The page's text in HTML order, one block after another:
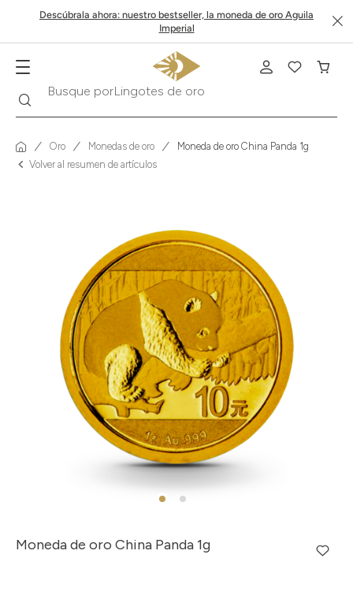
Descúbrala ahora: nuestro bestseller, la moneda de oro Aguila
Imperial
Busque por
Oro Monedas de oro
Moneda de oro China Panda 1g
Volver al resumen de artículos
Moneda de oro China Panda 1g